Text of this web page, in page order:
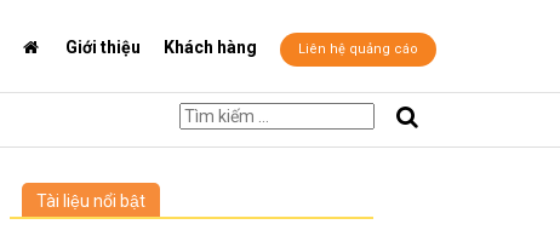
Giới thiệu Khách hàng Liên hệ quảng cáo
Tài liệu nổi bật